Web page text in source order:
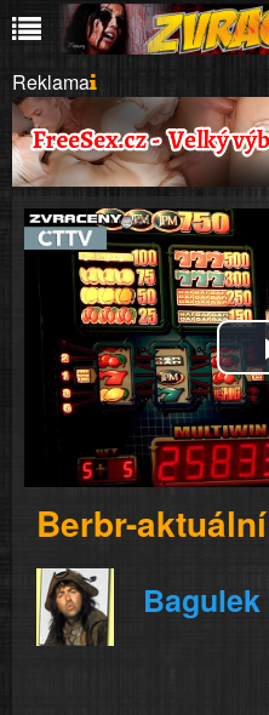
Reklama
Berbr-aktuální
Bagulek